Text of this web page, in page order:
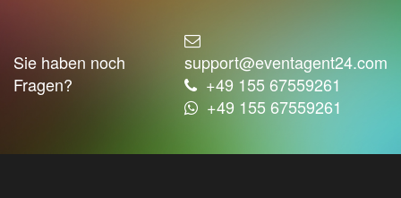
Sie haben noch
Fragen?
support@eventagent24.com
+49 155 67559261
+49 155 67559261